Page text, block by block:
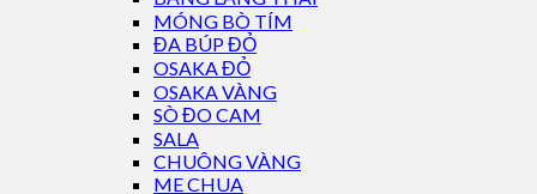
MÓNG BÒ TÍM
ĐA BÚP ĐỎ
OSAKA ĐỎ
OSAKA VÀNG
SÒ ĐO CAM
SALA
CHUÔNG VÀNG
ME CHUA